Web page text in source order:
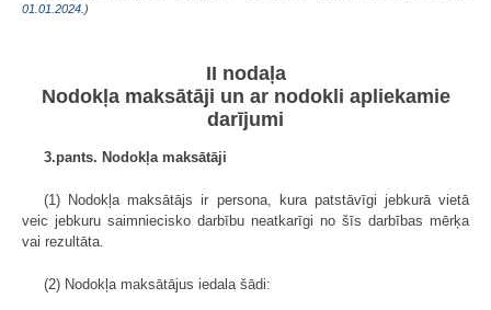
01.01.2024.)
II nodaļa
Nodokļa maksātāji un ar nodokli apliekamie
darījumi
3.pants. Nodokļa maksātāji
(1) Nodokļa maksātājs ir persona, kura patstāvīgi jebkurā vietā
veic jebkuru saimniecisko darbību neatkarīgi no šīs darbības mērķa
vai rezultāta.
(2) Nodokļa maksātājus iedala šādi: